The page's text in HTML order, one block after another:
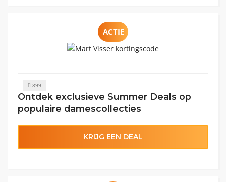
ACTIE
899
Ontdek exclusieve Summer Deals op
populaire damescollecties
KRIJG EEN DEAL